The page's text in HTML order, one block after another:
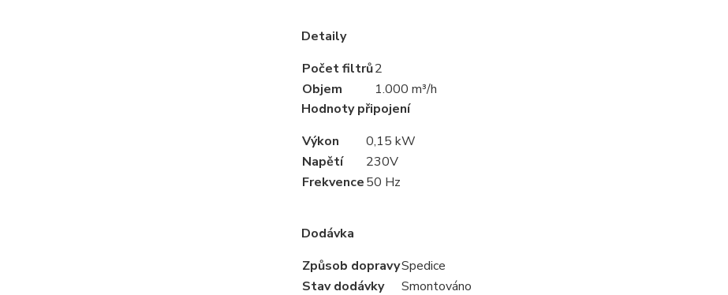
Detaily
Počet filtrů2
Objem
1.000 m³/h
Hodnoty připojení
Výkon
0,15 kW
Napětí
230V
Frekvence50 Hz
Dodávka
Způsob dopravySpedice
Stav dodávky
Smontováno